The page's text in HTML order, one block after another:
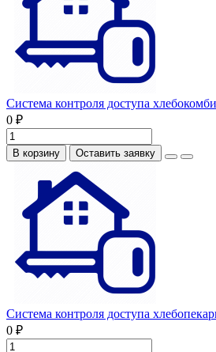
Система контроля доступа
0 ₽
В корзину Оставить заявку
Система контроля доступа
0 ₽